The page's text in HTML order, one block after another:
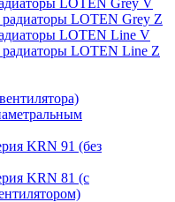
LOTEN Grey V
радиаторы LOTEN Grey Z
LOTEN Line V
радиаторы LOTEN Line Z
KRN 91 (без
KRN 81 (с